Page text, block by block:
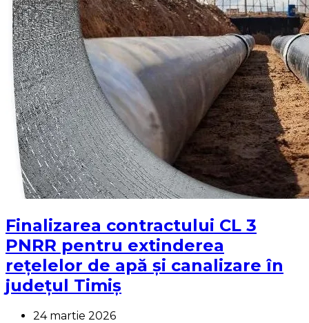
Finalizarea contractului CL 3
PNRR pentru extinderea
rețelelor de apă și canalizare în
județul Timiș
24 martie 2026